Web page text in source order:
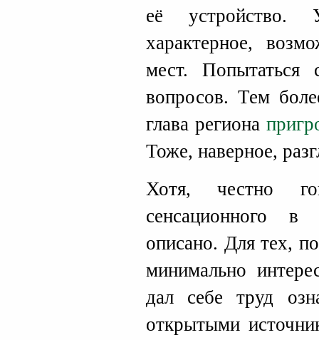
её устройство.
характерное,
мест. Попытаться
вопросов. Тем
глава региона
Тоже, наверное,
Хотя, честно
сенсационного
описано. Для тех,
минимально
дал себе труд
открытыми